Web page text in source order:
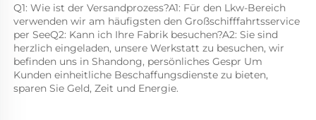
Q1: Wie ist der Versandprozess?A1: Für den Lkw-Bereich
verwenden wir am häufigsten den Großschifffahrtsservice
per SeeQ2: Kann ich Ihre Fabrik besuchen?A2: Sie sind
herzlich eingeladen, unsere Werkstatt zu besuchen, wir
befinden uns in Shandong, persönliches Gespr Um
Kunden einheitliche Beschaffungsdienste zu bieten,
sparen Sie Geld, Zeit und Energie.